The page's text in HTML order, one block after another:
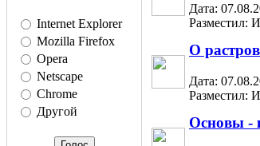
Internet Explorer
Mozilla Firefox
Opera
Netscape
Chrome
Другой
Дата:
Разместил:
О
Дата:
Разместил:
Основы -